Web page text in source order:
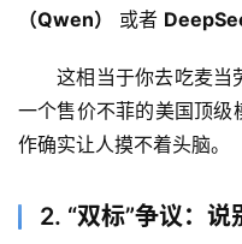
（Qwen）
或者
这相当于你去吃麦当
一个售价不菲的美国顶级
作确实让人摸不着头脑。
2. “双标”争议：说